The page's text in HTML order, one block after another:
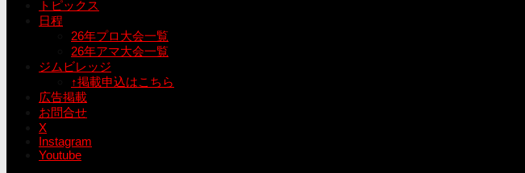
トピックス
日程
26年プロ大会一覧
26年アマ大会一覧
ジムビレッジ
↑掲載申込はこちら
広告掲載
お問合せ
X
Instagram
Youtube